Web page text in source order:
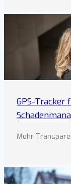
GPS-Tracker
Mehr